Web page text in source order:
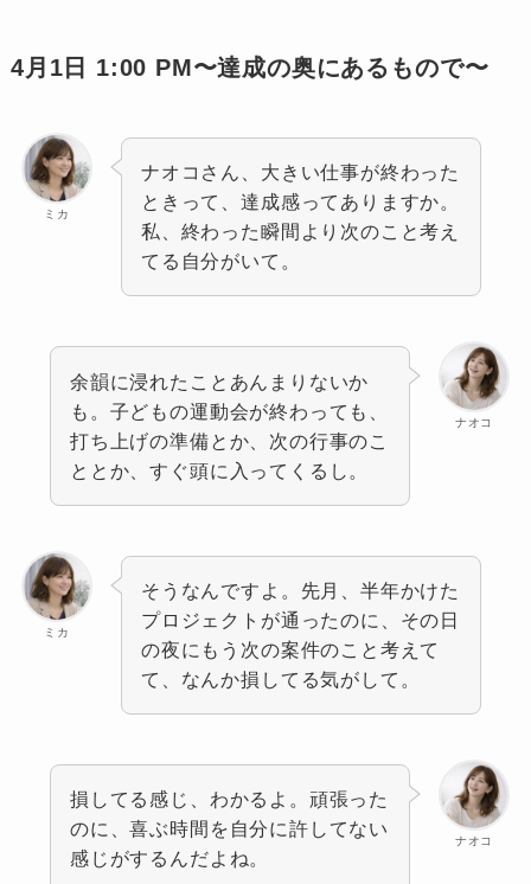
4月1日 1:00 PM〜達成の奥にあるもので〜
ミカ
ナオコさん、大きい仕事が終わった
ときって、達成感ってありますか。
私、終わった瞬間より次のこと考え
てる自分がいて。
ナオコ
余韻に浸れたことあんまりないか
も。子どもの運動会が終わっても、
打ち上げの準備とか、次の行事のこ
ととか、すぐ頭に入ってくるし。
ミカ
そうなんですよ。先月、半年かけた
プロジェクトが通ったのに、その日
の夜にもう次の案件のこと考えて
て、なんか損してる気がして。
ナオコ
損してる感じ、わかるよ。頑張った
のに、喜ぶ時間を自分に許してない
感じがするんだよね。